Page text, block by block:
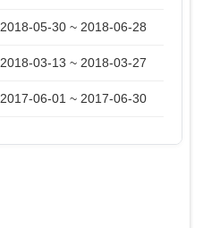
2018-05-30 ~ 2018-06-28
2018-03-13 ~ 2018-03-27
2017-06-01 ~ 2017-06-30